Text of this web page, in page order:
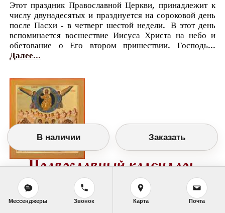
Этот праздник Православной Церкви, принадлежит к
числу двунадесятых и празднуется на сороковой день
после Пасхи - в четверг шестой недели. В этот день
вспоминается восшествие Иисуса Христа на небо и
обетование о Его втором пришествии. Господь...
Далее...
Православный календарь
<< Среда, 15 Апреля (2 Апреля по старому
стилю)
>>
В наличии Заказать
Мессенджеры Звонок Карта Почта